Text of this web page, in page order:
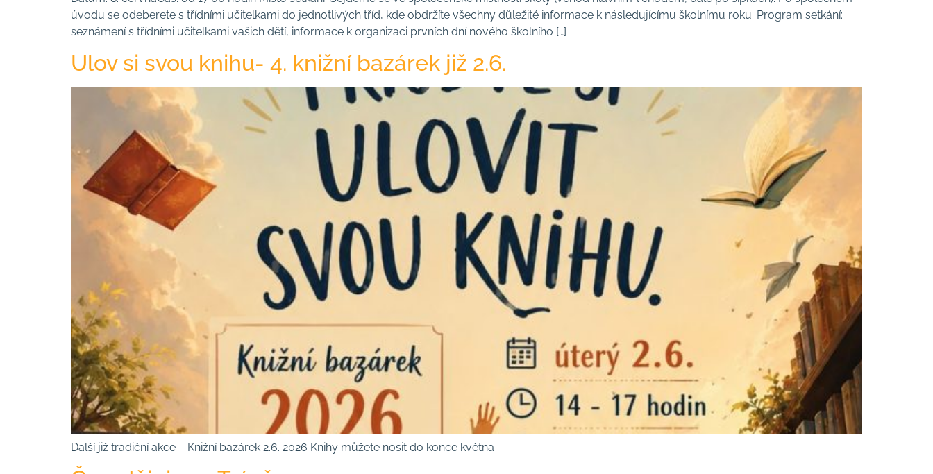
úvodu se odeberete s třídními učitelkami do jednotlivých tříd, kde obdržíte všechny důležité informace k následujícímu školnímu roku. Program setkání:
seznámení s třídními učitelkami vašich dětí, informace k organizaci prvních dní nového školního […]
Ulov si svou knihu- 4. knižní bazárek již 2.6.
Další již tradiční akce – Knižní bazárek 2.6. 2026 Knihy můžete nosit do konce května